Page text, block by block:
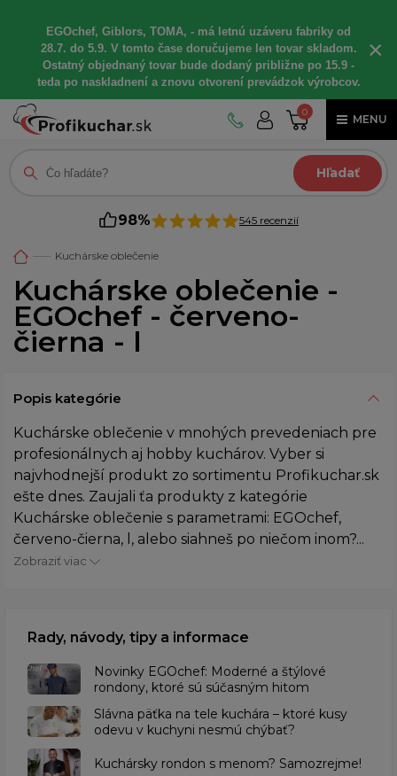
EGOchef, Giblors, TOMA, - má letnú uzáveru fabriky od
28.7. do 5.9. V tomto čase doručujeme len tovar skladom.
Ostatný objednaný tovar bude dodaný približne po 15.9 -
teda po naskladnení a znovu otvorení prevádzok výrobcov.
×
0
MENU
Hľadať
98% 545 recenzií
Kuchárske oblečenie
Kuchárske oblečenie -
EGOchef - červeno-
čierna - l
Popis kategórie
Kuchárske oblečenie v mnohých prevedeniach pre
profesionálnych aj hobby kuchárov. Vyber si
najvhodnejší produkt zo sortimentu Profikuchar.sk
ešte dnes. Zaujali ťa produkty z kategórie
Kuchárske oblečenie s parametrami: EGOchef,
červeno-čierna, l, alebo siahneš po niečom inom?...
Zobraziť viac
Rady, návody, tipy a informace
Novinky EGOchef: Moderné a štýlové
rondony, ktoré sú súčasným hitom
Slávna päťka na tele kuchára – ktoré kusy
odevu v kuchyni nesmú chýbať?
Kuchársky rondon s menom? Samozrejme!